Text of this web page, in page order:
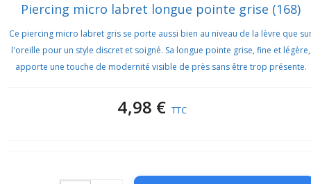
Piercing micro labret longue pointe grise (168)
Ce piercing micro labret gris se porte aussi bien au niveau de la lèvre que
l'oreille pour un style discret et soigné. Sa longue pointe grise, fine et légère,
apporte une touche de modernité visible de près sans être trop présente.
4,98 € TTC